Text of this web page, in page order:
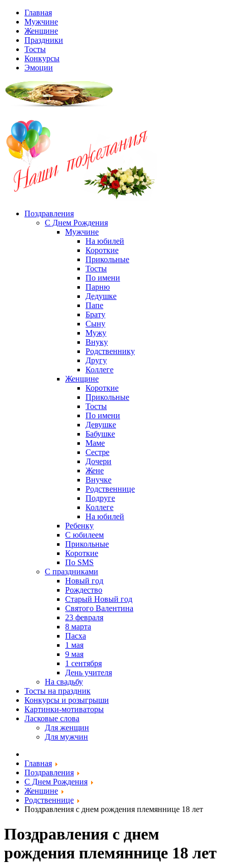
Главная
Мужчине
Женщине
Праздники
Тосты
Конкурсы
Эмоции
Поздравления
С Днем Рождения
Мужчине
На юбилей
Короткие
Прикольные
Тосты
По имени
Парню
Дедушке
Папе
Брату
Сыну
Мужу
Внуку
Родственнику
Другу
Коллеге
Женщине
Короткие
Прикольные
Тосты
По имени
Девушке
Бабушке
Маме
Сестре
Дочери
Жене
Внучке
Родственнице
Подруге
Коллеге
На юбилей
Ребенку
С юбилеем
Прикольные
Короткие
По SMS
С праздниками
Новый год
Рождество
Старый Новый год
Святого Валентина
23 февраля
8 марта
Пасха
1 мая
9 мая
1 сентября
День учителя
На свадьбу
Тосты на праздник
Конкурсы и розыгрыши
Картинки-мотиваторы
Ласковые слова
Для женщин
Для мужчин
Главная
Поздравления
С Днем Рождения
Женщине
Родственнице
Поздравления с днем рождения племяннице 18 лет
Поздравления с днем
рождения племяннице 18 лет